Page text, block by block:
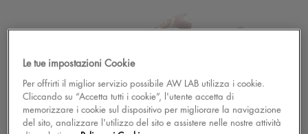
Le tue impostazioni Cookie
Per offrirti il miglior servizio possibile AW LAB utilizza i cookie.
Cliccando su “Accetta tutti i cookie”, l'utente accetta di
memorizzare i cookie sul dispositivo per migliorare la navigazione
del sito, analizzare l'utilizzo del sito e assistere nelle nostre attività